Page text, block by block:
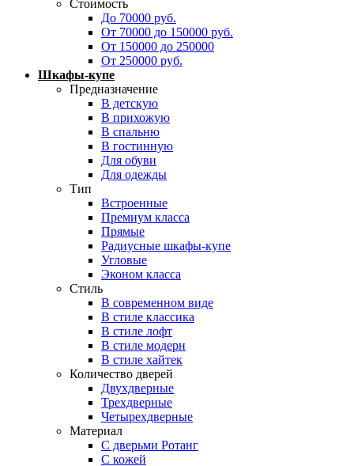
Стоимость
До 70000 руб.
От 70000 до 150000 руб.
От 150000 до 250000
От 250000 руб.
Шкафы-купе
Предназначение
В детскую
В прихожую
В спальню
В гостинную
Для обуви
Для одежды
Тип
Встроенные
Премиум класса
Прямые
Радиусные шкафы-купе
Угловые
Эконом класса
Стиль
В современном виде
В стиле классика
В стиле лофт
В стиле модерн
В стиле хайтек
Количество дверей
Двухдверные
Трехдверные
Четырехдверные
Материал
C дверьми Ротанг
C кожей